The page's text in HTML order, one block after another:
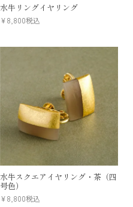
水牛リングイヤリング
¥8,800税込
水牛スクエアイヤリング・茶（四
号色）
¥8,800税込